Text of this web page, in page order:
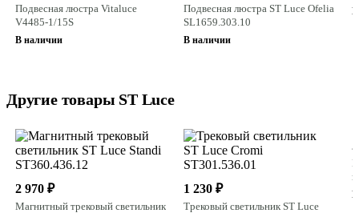
Подвесная люстра Vitaluce
V4485-1/15S
В наличии
Подвесная люстра ST Luce Ofelia
SL1659.303.10
В наличии
В
Другие товары ST Luce
2 970 ₽
Магнитный трековый светильник
1 230 ₽
Трековый светильник ST Luce
В